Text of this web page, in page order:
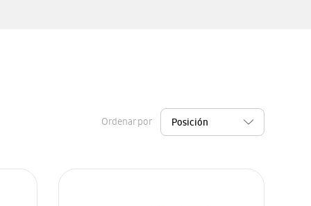
Ordenar por